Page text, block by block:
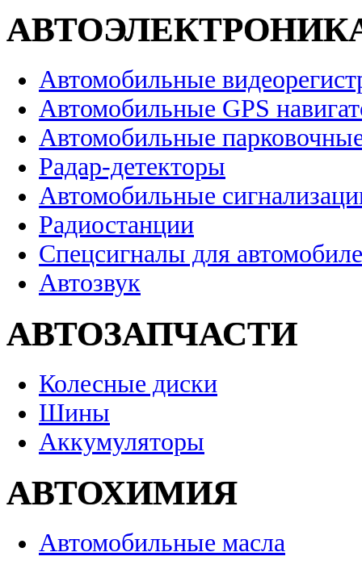
Автомобильные
Автомобильные GPS
Автомобильные
Радар-детекторы
Автомобильные
Радиостанции
Спецсигналы для
Автозвук
АВТОЗАПЧАСТИ
Колесные диски
Шины
Аккумуляторы
АВТОХИМИЯ
Автомобильные масла